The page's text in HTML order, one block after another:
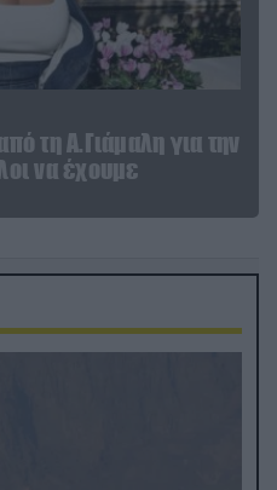
τη Α.Γιάμαλη για την
να έχουμε